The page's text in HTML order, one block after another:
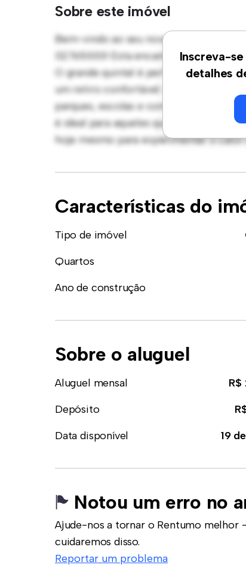
Sobre este imóvel
Inscreva-
detalhes
Bem-vindo ao seu novo oásis
02765000! Esta encantadora casa de
O grande quintal é perfeito para
um retiro confortável. Localizada em
parques, escolas e comodidades
é ideal para aqueles que buscam um
hoje mesmo para experimentar o
Características do
Tipo de imóvel
Quartos
Ano de construção
Sobre o aluguel
Aluguel mensal R$
Depósito
Data disponível
19
Notou um erro no
Ajude-nos a tornar o Rentumo
cuidaremos disso.
Reportar um problema